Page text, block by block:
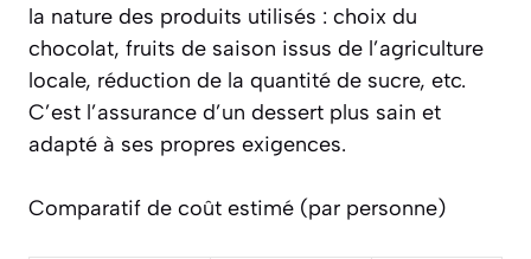
la nature des produits utilisés : choix du
chocolat, fruits de saison issus de l’agriculture
locale, réduction de la quantité de sucre, etc.
C’est l’assurance d’un dessert plus sain et
adapté à ses propres exigences.
Comparatif de coût estimé (par personne)